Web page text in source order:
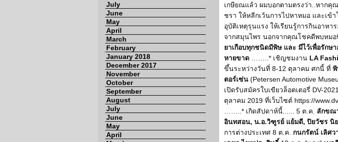
July
June
May
April
March
February
January 2018
December 2017
November
October
September
August
July
June
May
April
เกษียณแล้ว ผมบอกตามตรงว่า..หากคุ
ชรา ให้หลีกเว้นการไปหาหมอ และเข้
อุบัติเหตุรุนแรง ให้เรียนรู้การกินอาหา
จากสมุนไพร นอกจากคุณโชคดีพบหมอ
ยาเกือบทุกชนิดมีพิษ และ มีไว้เพื่อรักษ
หายขาด ……..* เชิญชมงาน LA
ขึ้นระหว่างวันที่ 8-12 ตุลาคม ศกนี้ ที่
ตอร์เซ่น (Petersen Automotive
เปิดรับสมัครใบเขียวล็อตเตอรี่ DV-
ตุลาคม 2019 ที่เว็บไซต์ https://
……..* เกิดสัปดาห์นี้...... 5 ต.ค. ลักขณ
อินทสอน, น.อ.วิฑูรย์ แย้มดี, ปิยวัชร นิ
การต่างประเทศ 8 ต.ค. กนกรัตน์ เลิศ